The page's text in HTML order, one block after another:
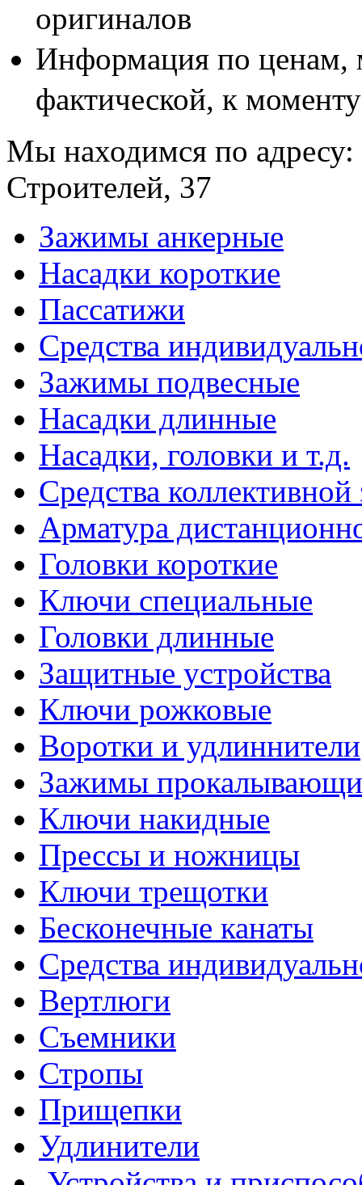
2.
- крепление датчиков
- крепление
- крепление шлангов и
3.
- крепление антенн
- крепление кабелей
4. НАРОДНОМ
- крепление труб
систем
- крепление
комплекса
5. ЭНЕРГЕТИКЕ
- крепление крюков
воздушных линий
- крепление линейной
ВЛИ с СИП
- крепление
зажимов при
Для крепления крюков и
ВЛИ используется лента
скрепки А200 либо
стальной бандажной
осуществляется
Подробнее
оригиналов
Информация по ценам,
фактической, к
Мы находимся по адресу:
Строителей, 37
Зажимы анкерные
Насадки короткие
Пассатижи
Средства
Зажимы подвесные
Насадки длинные
Насадки, головки и т.д.
Средства
Арматура
Головки короткие
Ключи специальные
Головки длинные
Защитные устройства
Ключи рожковые
Воротки и удлиннители
Зажимы
Ключи накидные
Прессы и ножницы
Ключи трещотки
Бесконечные канаты
Средства
Вертлюги
Съемники
Стропы
Прищепки
Удлинители